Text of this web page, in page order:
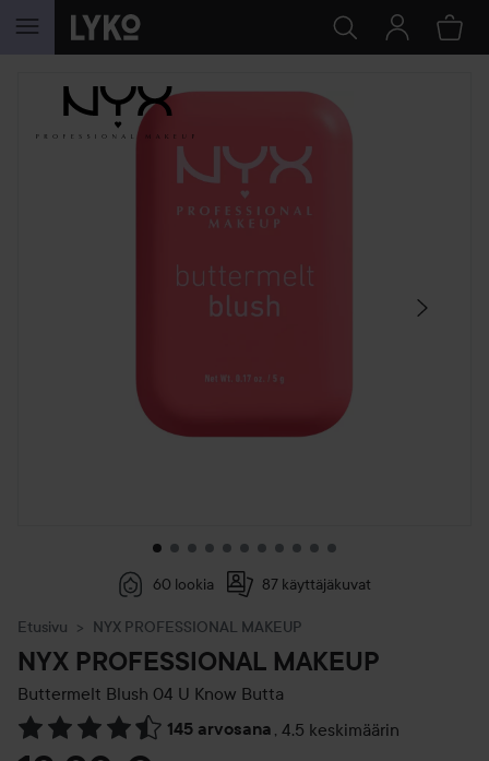
SIIRTYÄ JHK SISÄLTÖÖN
OHITA OSIO
60 lookia 87 käyttäjäkuvat
Etusivu NYX PROFESSIONAL MAKEUP
NYX PROFESSIONAL MAKEUP
Buttermelt Blush 04 U Know Butta
145 arvosana , 4.5 keskimäärin
Siirtyä jhk Arvosana & kommentit